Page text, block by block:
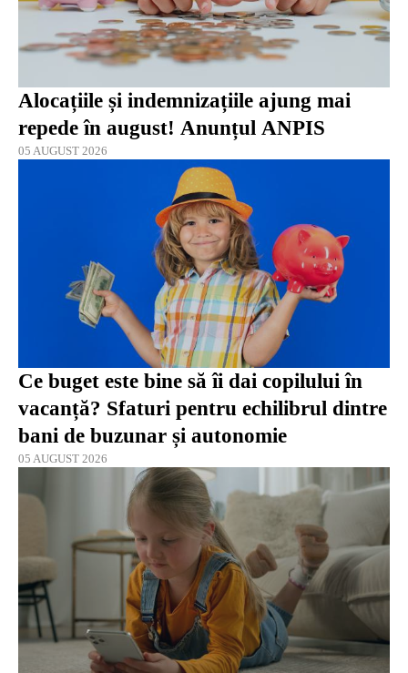
Alocațiile și indemnizațiile ajung mai
repede în august! Anunțul ANPIS
05 AUGUST 2026
Ce buget este bine să îi dai copilului în
vacanță? Sfaturi pentru echilibrul dintre
bani de buzunar și autonomie
05 AUGUST 2026